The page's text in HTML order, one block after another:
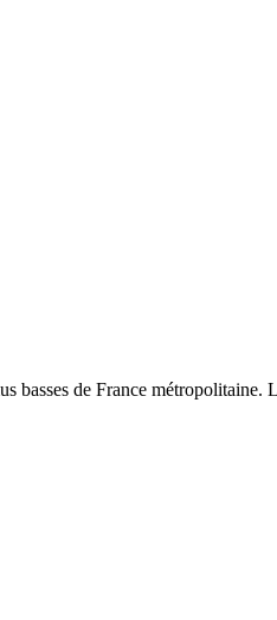
basses de France métropolitaine.